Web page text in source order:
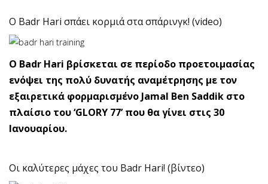
Ο Badr Hari σπάει κορμιά στα σπάρινγκ! (video)
Ο Badr Hari βρίσκεται σε περίοδο προετοιμασίας
ενόψει της πολύ δυνατής αναμέτρησης με τον
εξαιρετικά φορμαρισμένο Jamal Ben Saddik στο
πλαίσιο του ‘GLORY 77’ που θα γίνει στις 30
Ιανουαρίου.
Οι καλύτερες μάχες του Badr Hari! (βίντεο)